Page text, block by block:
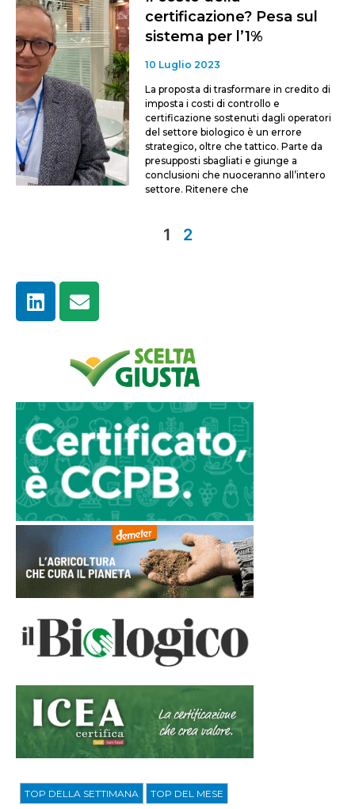
certificazione? Pesa sul
sistema per l’1%
10 Luglio 2023
La proposta di trasformare in credito di
imposta i costi di controllo e
certificazione sostenuti dagli operatori
del settore biologico è un errore
strategico, oltre che tattico. Parte da
presupposti sbagliati e giunge a
conclusioni che nuoceranno all’intero
settore. Ritenere che
1 2
TOP DELLA SETTIMANA TOP DEL MESE